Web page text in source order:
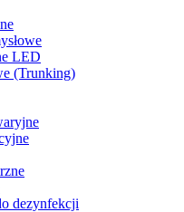
LED
(Trunking)
dezynfekcji